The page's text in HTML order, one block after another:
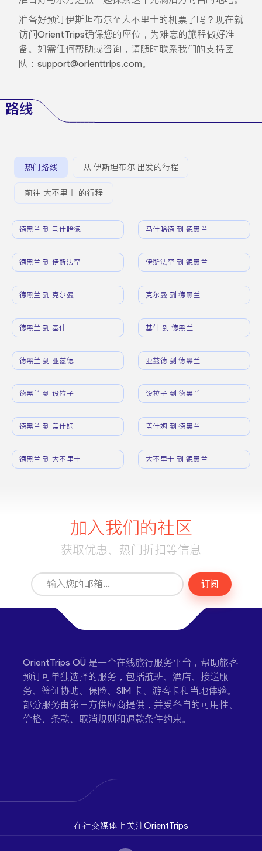
准备好预订伊斯坦布尔至大不里士的机票了吗？现在就
访问OrientTrips确保您的座位，为难忘的旅程做好准
备。如需任何帮助或咨询，请随时联系我们的支持团
队：support@orienttrips.com。
路线
热门路线 从 伊斯坦布尔 出发的行程
前往 大不里士 的行程
德黑兰 到 马什哈德 马什哈德 到 德黑兰
德黑兰 到 伊斯法罕 伊斯法罕 到 德黑兰
德黑兰 到 克尔曼 克尔曼 到 德黑兰
德黑兰 到 基什 基什 到 德黑兰
德黑兰 到 亚兹德 亚兹德 到 德黑兰
德黑兰 到 设拉子 设拉子 到 德黑兰
德黑兰 到 盖什姆 盖什姆 到 德黑兰
德黑兰 到 大不里士 大不里士 到 德黑兰
加入我们的社区
获取优惠、热门折扣等信息
订阅
OrientTrips OÜ 是一个在线旅行服务平台，帮助旅客
预订可单独选择的服务，包括航班、酒店、接送服
务、签证协助、保险、SIM 卡、游客卡和当地体验。
部分服务由第三方供应商提供，并受各自的可用性、
价格、条款、取消规则和退款条件约束。
在社交媒体上关注OrientTrips